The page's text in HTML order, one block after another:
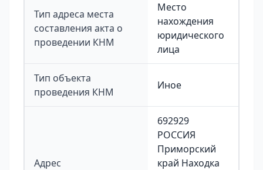
Тип адреса места
составления акта о
проведении КНМ
Место
нахождения
юридического
лица
Тип объекта
проведения КНМ
Иное
Адрес
692929
РОССИЯ
Приморский
край Находка